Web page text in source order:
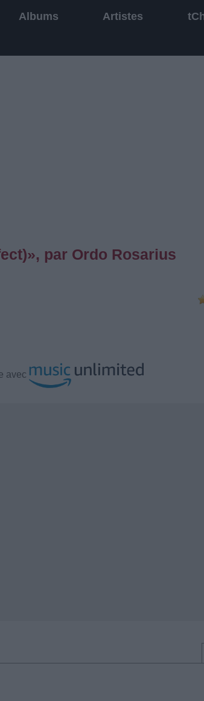
Albums Artistes
par Ordo Rosarius
avec